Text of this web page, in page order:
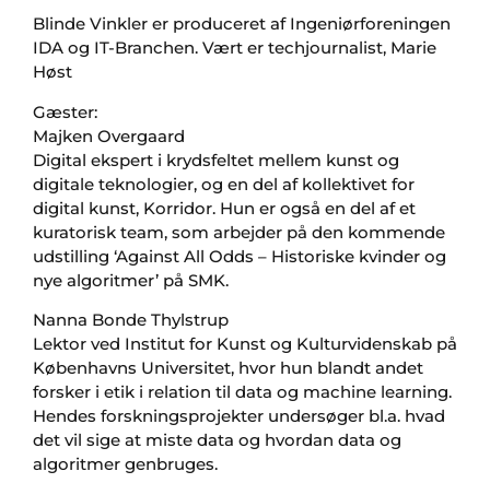
Blinde Vinkler er produceret af Ingeniørforeningen
IDA og IT-Branchen. Vært er techjournalist, Marie
Høst
Gæster:
Majken Overgaard
Digital ekspert i krydsfeltet mellem kunst og
digitale teknologier, og en del af kollektivet for
digital kunst, Korridor. Hun er også en del af et
kuratorisk team, som arbejder på den kommende
udstilling ‘Against All Odds – Historiske kvinder og
nye algoritmer’ på SMK.
Nanna Bonde Thylstrup
Lektor ved Institut for Kunst og Kulturvidenskab på
Københavns Universitet, hvor hun blandt andet
forsker i etik i relation til data og machine learning.
Hendes forskningsprojekter undersøger bl.a. hvad
det vil sige at miste data og hvordan data og
algoritmer genbruges.